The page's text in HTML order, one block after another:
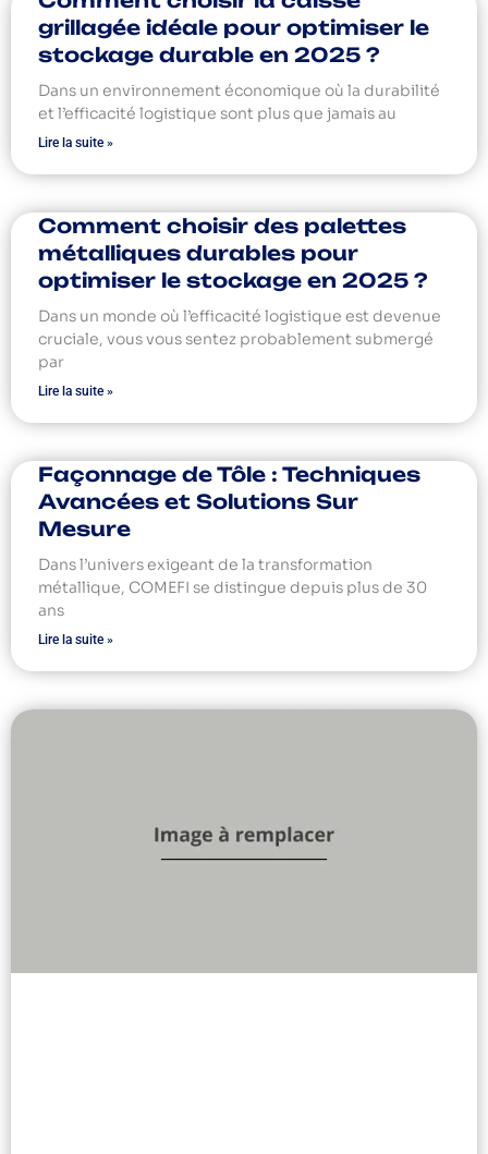
grillagée idéale pour optimiser le
stockage durable en 2025 ?
Dans un environnement économique où la durabilité
et l’efficacité logistique sont plus que jamais au
Lire la suite »
Comment choisir des palettes
métalliques durables pour
optimiser le stockage en 2025 ?
Dans un monde où l’efficacité logistique est devenue
cruciale, vous vous sentez probablement submergé
par
Lire la suite »
Façonnage de Tôle : Techniques
Avancées et Solutions Sur
Mesure
Dans l’univers exigeant de la transformation
métallique, COMEFI se distingue depuis plus de 30
ans
Lire la suite »